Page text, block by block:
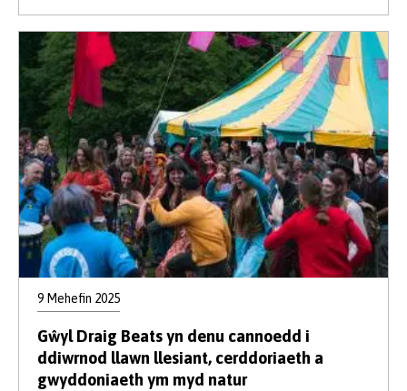
9 Mehefin 2025
Gŵyl Draig Beats yn denu cannoedd i
ddiwrnod llawn llesiant, cerddoriaeth a
gwyddoniaeth ym myd natur